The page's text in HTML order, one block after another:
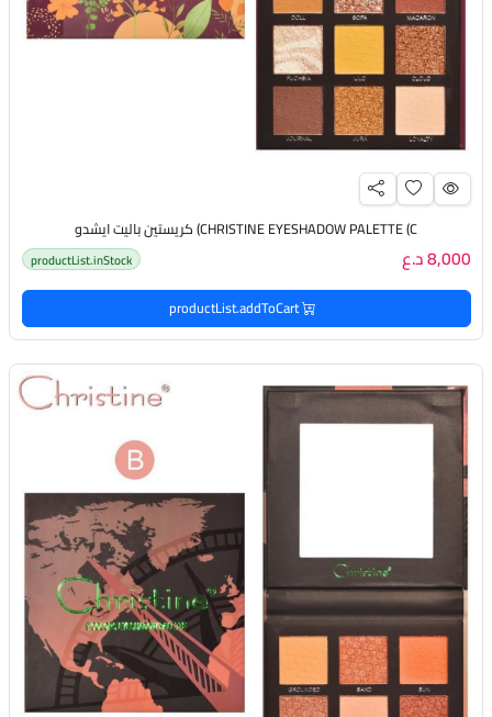
CHRISTINE EYESHADOW PALETTE (C) كريستين باليت ايشدو
8,000 د.ع productList.inStock
productList.addToCart